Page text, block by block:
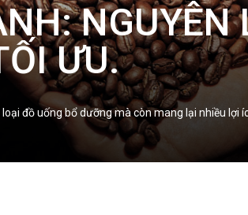
NGUYÊN
ƯU.
đồ uống bổ dưỡng mà còn mang lại nhiều lợi